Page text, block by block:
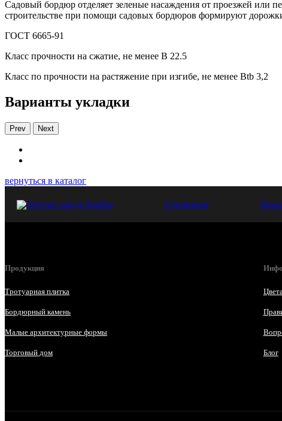
Садовый бордюр отделяет зеленые насаждения от проезжей или
строительстве при помощи садовых бордюров формируют
ГОСТ 6665-91
Класс прочности на сжатие, не менее В 22.5
Класс по прочности на растяжение при изгибе, не менее Вtb 3,2
Варианты укладки
Prev Next
вернуться в каталог
О компании
Продукция
Тротуарная плитка
Бордюрный камень
Малые архитектурные формы
Торговый дом Блог